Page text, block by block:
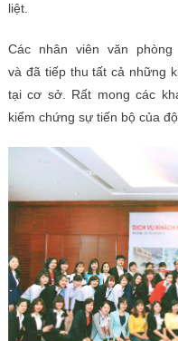
liệt.
Các nhân viên văn
và đã tiếp thu tất cả những
tại cơ sở. Rất mong các
kiểm chứng sự tiến bộ của